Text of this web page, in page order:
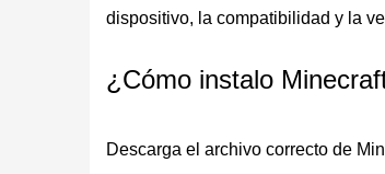
Potent Sulfur
Nuevo
dispositivo, la compatibilidad y la
¿Cómo instalo
Descarga el archivo correcto de